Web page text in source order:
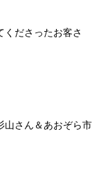
ださったお客さ
山さん＆あおぞら市